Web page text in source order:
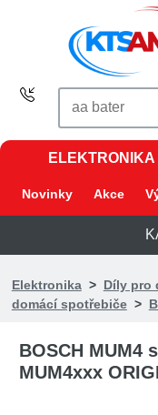
ELEKTRONIKA
Novinky Akce
Elektronika> Díly pro
domácí spotřebiče>
BOSCH MUM4
MUM4xxx